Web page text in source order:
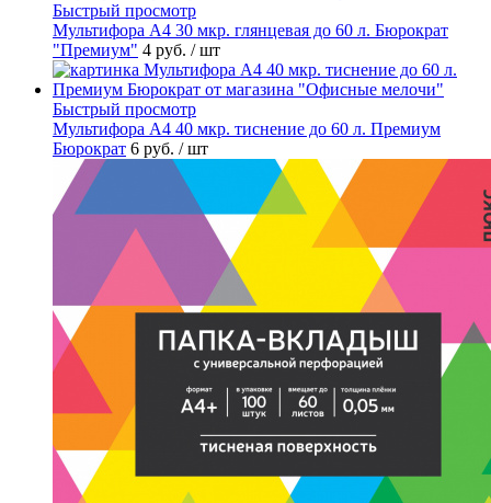
Быстрый просмотр
Мультифора А4 30 мкр. глянцевая до 60 л. Бюрократ
"Премиум" 4 руб. / шт
Быстрый просмотр
Мультифора А4 40 мкр. тиснение до 60 л. Премиум
Бюрократ 6 руб. / шт